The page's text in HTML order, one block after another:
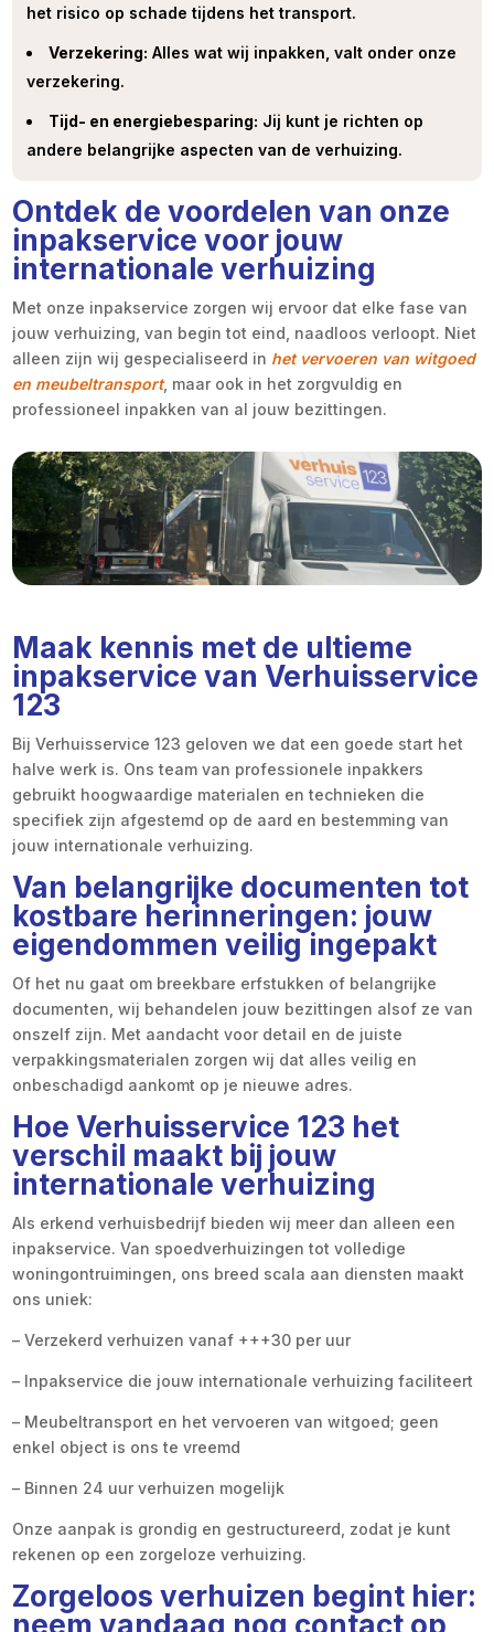
het risico op schade tijdens het transport.
Verzekering: Alles wat wij inpakken, valt onder onze
verzekering.
Tijd- en energiebesparing: Jij kunt je richten op
andere belangrijke aspecten van de verhuizing.
Ontdek de voordelen van onze
inpakservice voor jouw
internationale verhuizing
Met onze inpakservice zorgen wij ervoor dat elke fase van
jouw verhuizing, van begin tot eind, naadloos verloopt. Niet
alleen zijn wij gespecialiseerd in het vervoeren van witgoed
en meubeltransport, maar ook in het zorgvuldig en
professioneel inpakken van al jouw bezittingen.
Maak kennis met de ultieme
inpakservice van Verhuisservice
123
Bij Verhuisservice 123 geloven we dat een goede start het
halve werk is. Ons team van professionele inpakkers
gebruikt hoogwaardige materialen en technieken die
specifiek zijn afgestemd op de aard en bestemming van
jouw internationale verhuizing.
Van belangrijke documenten tot
kostbare herinneringen: jouw
eigendommen veilig ingepakt
Of het nu gaat om breekbare erfstukken of belangrijke
documenten, wij behandelen jouw bezittingen alsof ze van
onszelf zijn. Met aandacht voor detail en de juiste
verpakkingsmaterialen zorgen wij dat alles veilig en
onbeschadigd aankomt op je nieuwe adres.
Hoe Verhuisservice 123 het
verschil maakt bij jouw
internationale verhuizing
Als erkend verhuisbedrijf bieden wij meer dan alleen een
inpakservice. Van spoedverhuizingen tot volledige
woningontruimingen, ons breed scala aan diensten maakt
ons uniek:
– Verzekerd verhuizen vanaf +++30 per uur
– Inpakservice die jouw internationale verhuizing faciliteert
– Meubeltransport en het vervoeren van witgoed; geen
enkel object is ons te vreemd
– Binnen 24 uur verhuizen mogelijk
Onze aanpak is grondig en gestructureerd, zodat je kunt
rekenen op een zorgeloze verhuizing.
Zorgeloos verhuizen begint hier:
neem vandaag nog contact op